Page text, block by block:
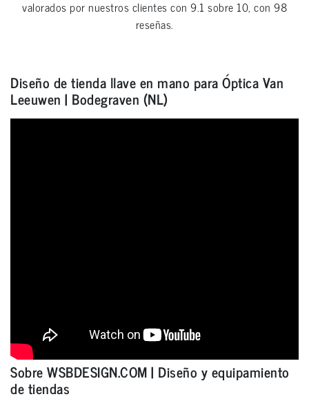
valorados por nuestros clientes con 9.1 sobre 10, con 98
reseñas.
Diseño de tienda llave en mano para Óptica Van
Leeuwen | Bodegraven (NL)
Sobre WSBDESIGN.COM | Diseño y equipamiento
de tiendas